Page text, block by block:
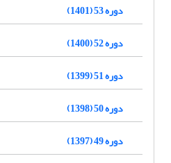
دوره 53 (1401)
دوره 52 (1400)
دوره 51 (1399)
دوره 50 (1398)
دوره 49 (1397)